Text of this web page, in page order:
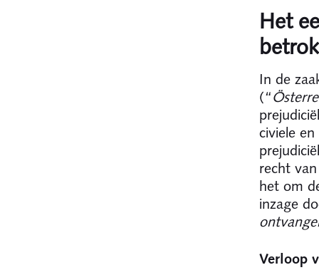
Het
In de
(“
civiele
recht
het om
inzage
Verloop